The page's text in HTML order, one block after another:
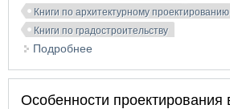
Книги по архитектурному проектированию
Книги по градостроительству
Подробнее
Особенности проектирования